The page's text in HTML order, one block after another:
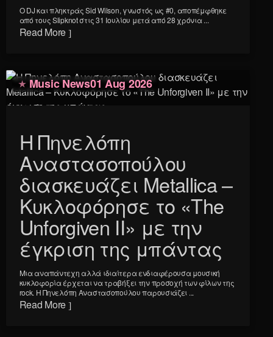
Ο DJ και πληκτράς Sid Wilson, γνωστός ως #0, αποπέμφθηκε
από τους Slipknot στις 31 Ιουλίου μετά από 28 χρόνια ...
Read More
Music News01 Aug 2026
Η Πηνελόπη
Αναστασοπούλου
διασκευάζει Metallica –
Κυκλοφόρησε το «The
Unforgiven II» με την
έγκριση της μπάντας
Μια αναπάντεχη αλλά ιδιαίτερα ενδιαφέρουσα μουσική
κυκλοφορία έρχεται να τραβήξει την προσοχή των φίλων της
rock. Η Πηνελόπη Αναστασοπούλου παρουσιάζει ...
Read More